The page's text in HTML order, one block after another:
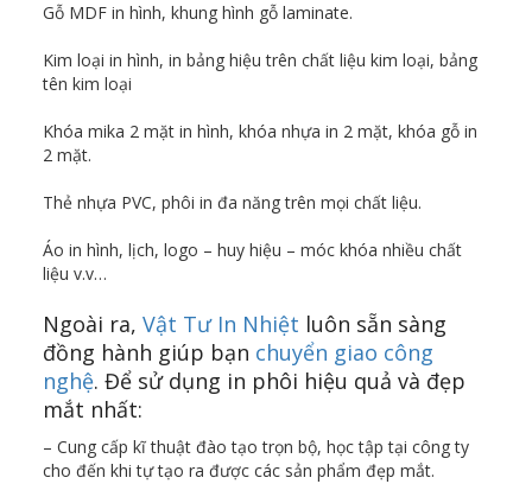
Gỗ MDF in hình, khung hình gỗ laminate.
Kim loại in hình, in bảng hiệu trên chất liệu kim loại, bảng
tên kim loại
Khóa mika 2 mặt in hình, khóa nhựa in 2 mặt, khóa gỗ in
2 mặt.
Thẻ nhựa PVC, phôi in đa năng trên mọi chất liệu.
Áo in hình, lịch, logo – huy hiệu – móc khóa nhiều chất
liệu v.v…
Ngoài ra, Vật Tư In Nhiệt luôn sẵn sàng
đồng hành giúp bạn chuyển giao công
nghệ. Để sử dụng in phôi hiệu quả và đẹp
mắt nhất:
– Cung cấp kĩ thuật đào tạo trọn bộ, học tập tại công ty
cho đến khi tự tạo ra được các sản phẩm đẹp mắt.